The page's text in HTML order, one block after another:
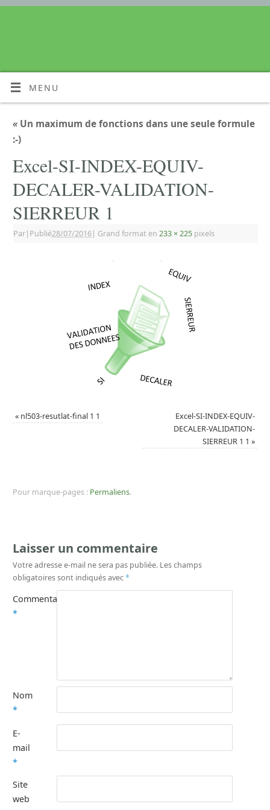
MENU
« Un maximum de fonctions dans une seule formule
:-)
Excel-SI-INDEX-EQUIV-
DECALER-VALIDATION-
SIERREUR 1
Par| Publié28/07/2016| Grand format en 233 × 225 pixels
« nl503-resutlat-final 1 1
Excel-SI-INDEX-EQUIV-
DECALER-VALIDATION-
SIERREUR 1 1 »
Pour marque-pages : Permaliens.
Laisser un commentaire
Votre adresse e-mail ne sera pas publiée. Les champs
obligatoires sont indiqués avec*
Commentaire
*
Nom
*
E-
mail
*
Site
web